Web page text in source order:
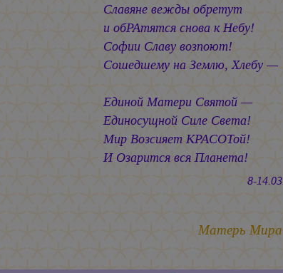
Славяне вежды обретут
и обРАтятся снова к Небу!
Софии Славу возпоют!
Сошедшему на Землю, Хлебу —
Единой Матери Святой —
Единосущной Силе Света!
Мир Возсияет КРАСОТой!
И Озарится вся Планета!
8-
Матерь Мира